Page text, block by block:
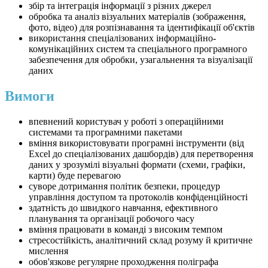
збір та інтеграція інформації з різних джерел
обробка та аналіз візуальних матеріалів (зображення,
фото, відео) для розпізнавання та ідентифікації об'єктів
використання спеціалізованих інформаційно-
комунікаційних систем та спеціального програмного
забезпечення для обробки, узагальнення та візуалізації
даних
Вимоги
впевнений користувач у роботі з операційними
системами та програмними пакетами
вміння використовувати програмні інструменти (від
Excel до спеціалізованих дашбордів) для перетворення
даних у зрозумілі візуальні формати (схеми, графіки,
карти) буде перевагою
суворе дотримання політик безпеки, процедур
управління доступом та протоколів конфіденційності
здатність до швидкого навчання, ефективного
планування та організації робочого часу
вміння працювати в команді з високим темпом
стресостійкість, аналітичний склад розуму й критичне
мислення
обов'язкове регулярне проходження поліграфа